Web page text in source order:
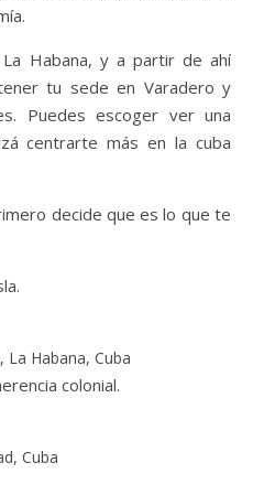
Habana, y a partir de ahí
tu sede en Varadero y
Puedes escoger ver una
centrarte más en la cuba
decide que es lo que te
La Habana, Cuba
colonial.
Cuba